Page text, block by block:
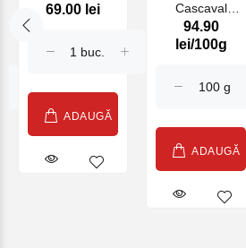
Buchette Ail
100 g (27292)
69.00 lei
ADAUGĂ
Cascaval
Gruyere AOP
Grottes 15 Mois
94.90
lei/100g
ADAUGĂ